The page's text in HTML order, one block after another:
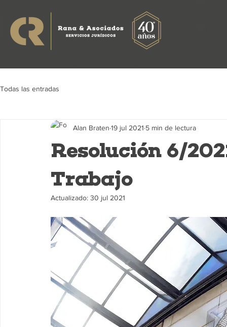
Todas las entradas
Resolución 6/
Trabajo
Alan Braten 19 jul 2021 5 min de lectura
Actualizado: 30 jul 2021